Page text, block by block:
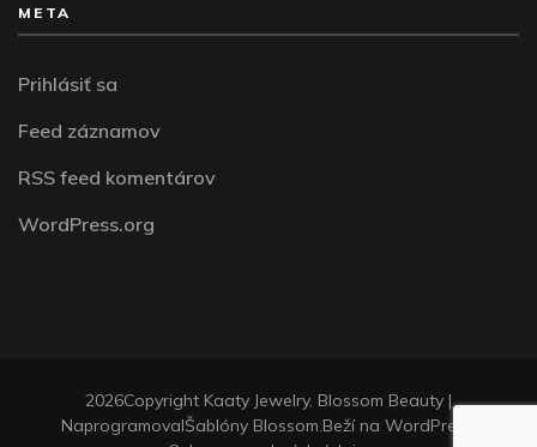
META
Prihlásiť sa
Feed záznamov
RSS feed komentárov
WordPress.org
2026Copyright Kaaty Jewelry. Blossom Beauty |
NaprogramovalŠablóny Blossom.Beží na WordPress